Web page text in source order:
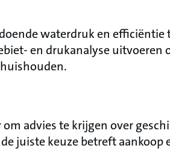
waterdruk en efficiëntie
en drukanalyse
advies te krijgen over
juiste keuze betreft aankoop